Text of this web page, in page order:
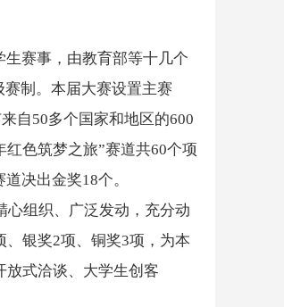
赛事，由教育部等十几个
制。本届大赛设置主赛
自50多个国家和地区的600
色筑梦之旅”赛道共60个项
决出金奖18个。
心组织、广泛发动，充分动
银奖2项、铜奖3项，为本
放式洽谈、大学生创客